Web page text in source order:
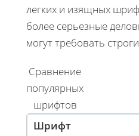
легких и изящных
более серьезные
могут требовать
Сравнение
популярных
шрифтов
Шрифт